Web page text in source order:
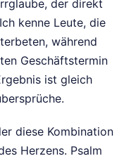
der direkt
kenne Leute, die
während
Geschäftstermin
ist gleich
diese Kombination
Herzens. Psalm